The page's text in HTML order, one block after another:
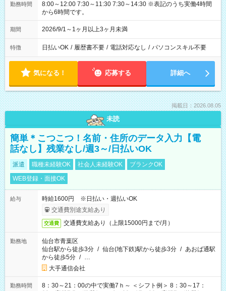
勤務時間
8:00～12:00 7:30～11:30 7:30～14:30 ※表記のうち実働4時間
から6時間です。
期間 2026/9/1～1ヶ月以上3ヶ月未満
特徴 日払いOK / 履歴書不要 / 電話対応なし / パソコンスキル不要
気になる！ 応募する 詳細へ
掲載日：2026.08.05
未読
簡単＊こつこつ！名前・住所のデータ入力【電
話なし】残業なし/週3～/日払いOK
派遣 職種未経験OK 社会人未経験OK
ブランクOK
WEB登録・面接OK
給与
時給1600円 ※日払い・週払いOK
交通費別途支給あり
交通費 交通費支給あり（上限15000円まで/月）
勤務地
仙台市青葉区
仙台駅から徒歩3分 / 仙台(地下鉄)駅から徒歩3分 / あおば通駅
から徒歩5分 / …
大手通信会社
勤務時間
8：30～21：00の中で実働7ｈ～ ＜シフト例＞ 8：30～17：